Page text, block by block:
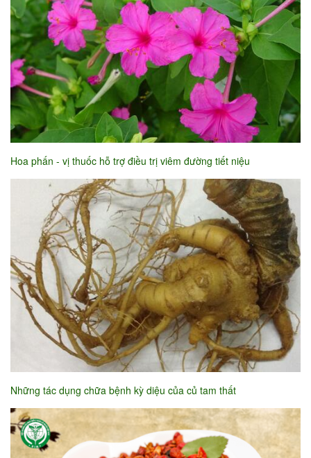
Hoa phấn - vị thuốc hỗ trợ điều trị viêm đường tiết niệu
Những tác dụng chữa bệnh kỳ diệu của củ tam thất